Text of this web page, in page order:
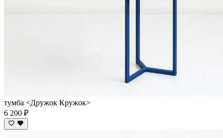
тумба <Дружок Кружок>
6 200 ₽